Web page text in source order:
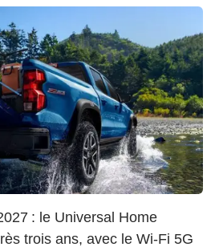
: le Universal Home
trois ans, avec le Wi-Fi 5G